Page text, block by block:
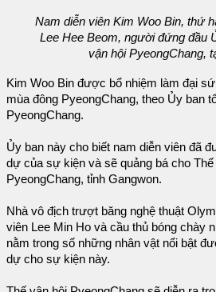
Nam diễn viên Kim Woo Bin, thứ
Lee Hee Beom, người đứng đầu
vận hội PyeongChang,
Kim Woo Bin được bổ nhiệm làm đại
mùa đông PyeongChang, theo Ủy ban
PyeongChang.
Ủy ban này cho biết nam diễn viên đã
dự của sự kiện và sẽ quảng bá cho
PyeongChang, tỉnh Gangwon.
Nhà vô địch trượt băng nghệ thuật
viên Lee Min Ho và cầu thủ bóng chày
nằm trong số những nhân vật nổi bật
dự cho sự kiện này.